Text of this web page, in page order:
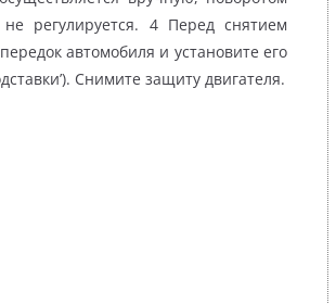
регулируется. 4 Перед снятием
автомобиля и установите его
Снимите защиту двигателя.